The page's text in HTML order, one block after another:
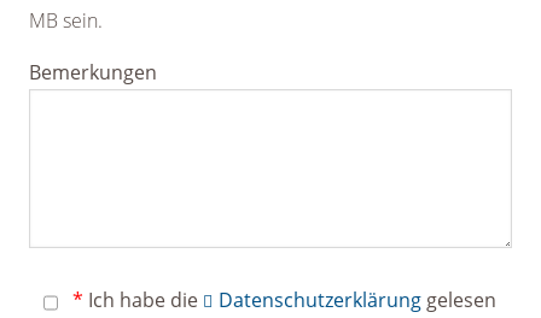
MB sein.
Bemerkungen
* Ich habe die Datenschutzerklärung gelesen